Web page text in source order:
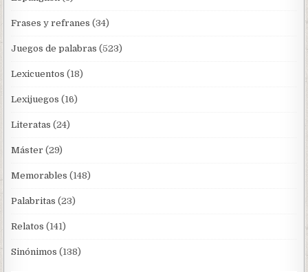
Frases y refranes (34)
Juegos de palabras (523)
Lexicuentos (18)
Lexijuegos (16)
Literatas (24)
Máster (29)
Memorables (148)
Palabritas (23)
Relatos (141)
Sinónimos (138)